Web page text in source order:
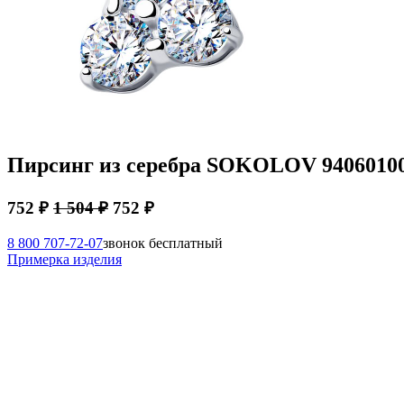
Пирсинг из серебра SOKOLOV
752 ₽ 1 504 ₽ 752 ₽
8 800 707-72-07звонок бесплатный
Примерка изделия